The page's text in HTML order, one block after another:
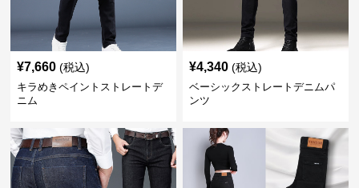
¥7,660 (税込)
キラめきペイントストレートデ
ニム
¥4,340 (税込)
ベーシックストレートデニムパ
ンツ